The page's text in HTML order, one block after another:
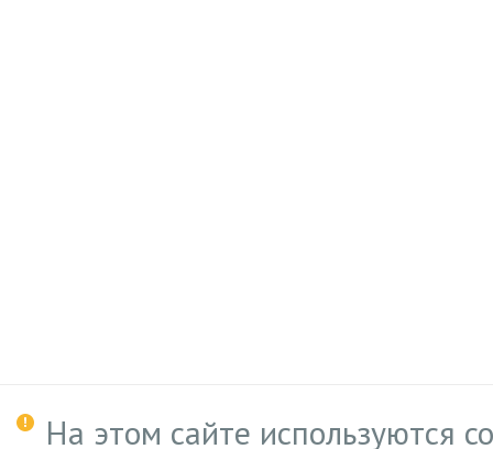
На этом сайте используются